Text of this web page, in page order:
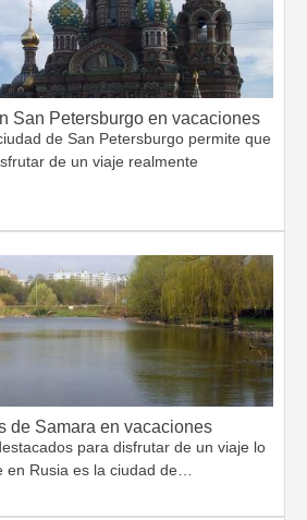
San Petersburgo en vacaciones
de San Petersburgo permite que
de un viaje realmente
de Samara en vacaciones
para disfrutar de un viaje lo
en Rusia es la ciudad de…